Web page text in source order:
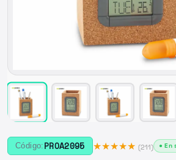
Código: PROA2095 ★★★★★ (211) ● En